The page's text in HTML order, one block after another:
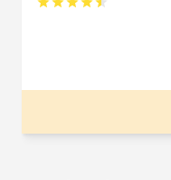
Betyg: 4.5 av 5